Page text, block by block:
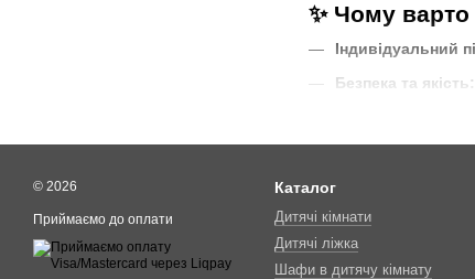
✨ Чому варто
Індивідуальний
Безпека та якість:
Стиль:Ніжні
👩‍👧‍👧 Як
1. Вік та потреби
Длямаленьких
© 2026
Приймаємо до оплати
Каталог
Дитячі кімнати
Дитячі ліжка
Шафи в дитячу кімнату